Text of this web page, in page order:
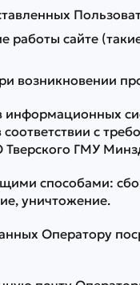
сайте
возникновении
с
ГМУ
способами:
уничтожение.
Оператору